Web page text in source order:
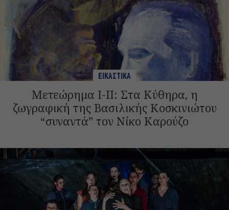
ΕΙΚΑΣΤΙΚΑ
Μετεώρημα Ι-II: Στα Κύθηρα, η
ζωγραφική της Βασιλικής Κοσκινιώτου
“συναντά” τoν Νίκο Καρούζο